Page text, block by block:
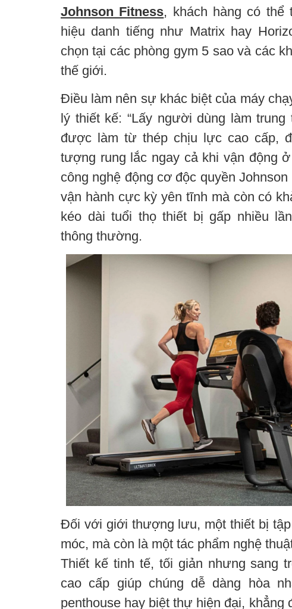
Johnson Fitness, khách hàng có thể
hiệu danh tiếng như Matrix hay
chọn tại các phòng gym 5 sao và các
thế giới.
Điều làm nên sự khác biệt của máy
lý thiết kế: “Lấy người dùng làm trung
được làm từ thép chịu lực cao cấp,
tượng rung lắc ngay cả khi vận động
công nghệ động cơ độc quyền
vận hành cực kỳ yên tĩnh mà còn có
kéo dài tuổi thọ thiết bị gấp nhiều
thông thường.
Đối với giới thượng lưu, một thiết bị
móc, mà còn là một tác phẩm nghệ
Thiết kế tinh tế, tối giản nhưng sang
cao cấp giúp chúng dễ dàng hòa
penthouse hay biệt thự hiện đại, khẳng